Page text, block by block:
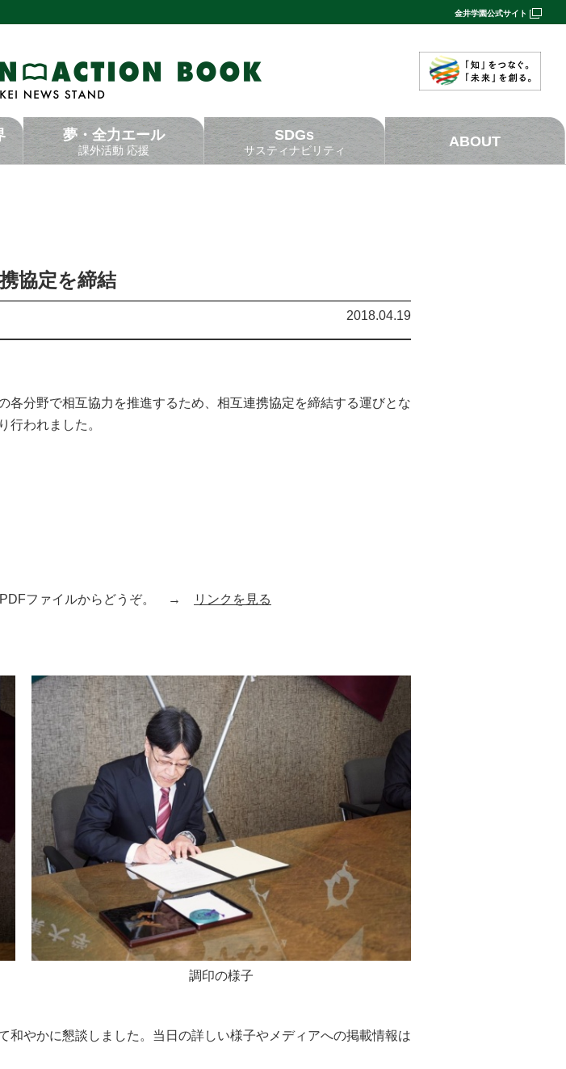
金井学園公式サイト
夢・全力エール
課外活動 応援
SDGs
サスティナビリティ
ABOUT
協定を締結
2018.04.19
分野で相互協力を推進するため、相互連携協定を締結する運びとな
行われました。
PDFファイルからどうぞ。 →
リンクを見る
調印の様子
やかに懇談しました。当日の詳しい様子やメディアへの掲載情報は